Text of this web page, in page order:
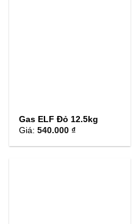
Gas ELF Đỏ 12.5kg
Giá:540.000 ₫